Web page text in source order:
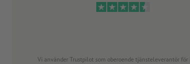
Vi använder Trustpilot som oberoende tjänsteleverantör